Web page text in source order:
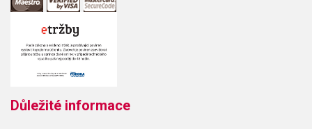
Důležité informace